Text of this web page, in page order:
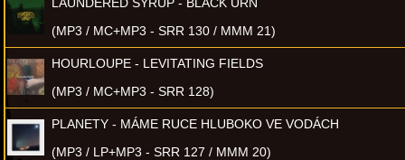
(MP3 / MC+MP3 - SRR 130 / MMM 21)
HOURLOUPE - LEVITATING FIELDS
(MP3 / MC+MP3 - SRR 128)
PLANETY - MÁME RUCE HLUBOKO VE VODÁCH
(MP3 / LP+MP3 - SRR 127 / MMM 20)